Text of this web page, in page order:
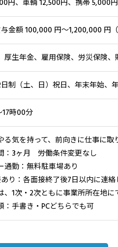
円、車輌 12,500円、携帯 5,000円
金額 100,000 円～1,200,000 円
厚生年金、雇用保険、労災保険
制（土、日）祝日、年末年始、
時00分
る気を持って、前向きに仕事に取
：3ヶ月 労働条件変更なし
通勤：無料駐車場あり
り：各面接終了後7日以内に連絡
、1次・2次ともに事業所所在地に
：手書き・PCどちらでも可